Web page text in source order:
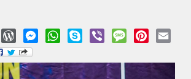
LinkedInWordPressMessengerWhatsApp
Skype Viber MessagePinterest